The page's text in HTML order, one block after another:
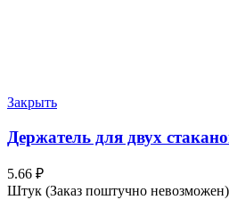
Закрыть
Держатель для двух
5.66 ₽
Штук (Заказ поштучно невозможен)